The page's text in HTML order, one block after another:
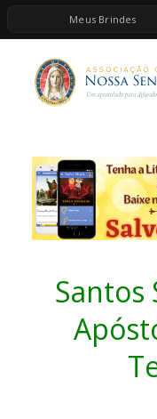
Meus Brindes
HOME
A ASSOCIAÇÃO
ESPIRITUALIDADE
AS MELHORES
BRINDES
Santos